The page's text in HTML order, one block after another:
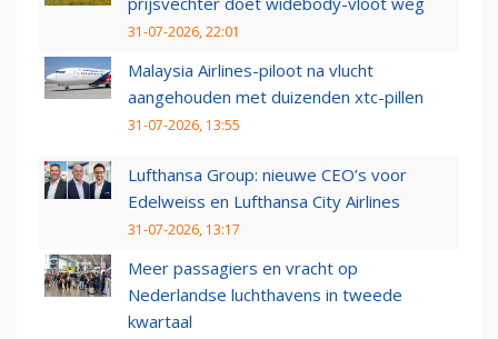
31-07-2026, 22:01
Malaysia Airlines-piloot na vlucht
aangehouden met duizenden xtc-pillen
31-07-2026, 13:55
Lufthansa Group: nieuwe CEO’s voor
Edelweiss en Lufthansa City Airlines
31-07-2026, 13:17
Meer passagiers en vracht op
Nederlandse luchthavens in tweede
kwartaal